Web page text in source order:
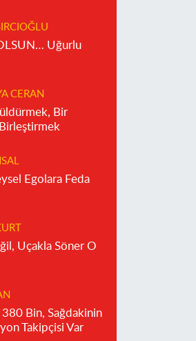
Uğurlu
CERAN
Bir
Egolara Feda
Uçakla Söner O
Bin, Sağdakinin
Takipçisi Var